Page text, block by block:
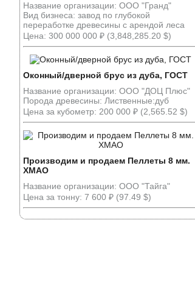
Название организации: ООО "Гранд"
Вид бизнеса: завод по глубокой
переработке древесины с арендой леса
Цена: 300 000 000 ₽ (3,848,285.20 $)
Оконный/дверной брус из дуба, ГОСТ
Название организации: ООО "ДОЦ Плюс"
Порода древесины: Лиственные:дуб
Цена за кубометр: 200 000 ₽ (2,565.52 $)
Производим и продаем Пеллеты 8 мм.
ХМАО
Название организации: ООО "Тайга"
Цена за тонну: 7 600 ₽ (97.49 $)